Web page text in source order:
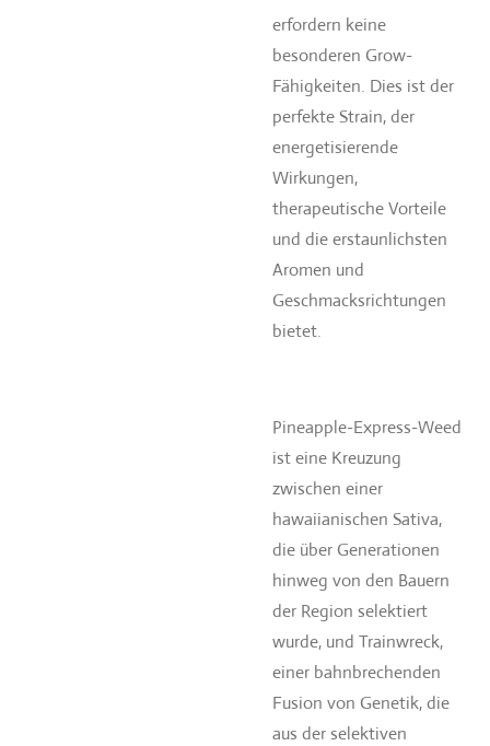
erfordern keine
besonderen Grow-
Fähigkeiten. Dies ist der
perfekte Strain, der
energetisierende
Wirkungen,
therapeutische Vorteile
und die erstaunlichsten
Aromen und
Geschmacksrichtungen
bietet.
Pineapple-Express-Weed
ist eine Kreuzung
zwischen einer
hawaiianischen Sativa,
die über Generationen
hinweg von den Bauern
der Region selektiert
wurde, und Trainwreck,
einer bahnbrechenden
Fusion von Genetik, die
aus der selektiven